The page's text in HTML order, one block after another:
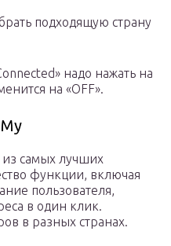
подходящую страну
надо нажать на
на «OFF».
из самых лучших
функции, включая
пользователя,
в один клик.
в разных странах.